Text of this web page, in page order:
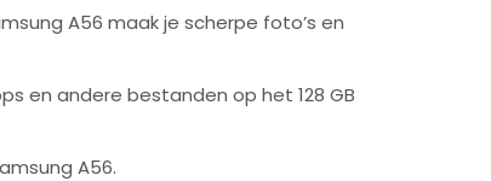
A56 maak je scherpe foto’s en
en andere bestanden op het 128 GB
A56.